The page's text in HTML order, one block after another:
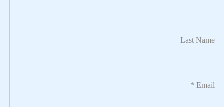
Last Name
Email
*